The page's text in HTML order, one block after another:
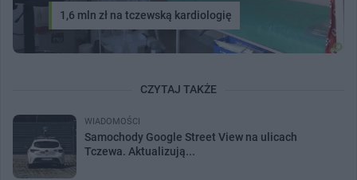
1,6 mln zł na tczewską kardiologię
CZYTAJ TAKŻE
WIADOMOŚCI
Samochody Google Street View na ulicach
Tczewa. Aktualizują...